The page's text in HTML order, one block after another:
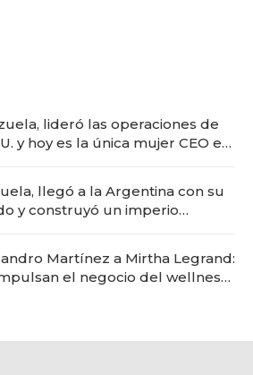
lideró las operaciones de
y hoy es la única mujer CEO en
llegó a la Argentina con su
y construyó un imperio
Martínez a Mirtha Legrand:
el negocio del wellness